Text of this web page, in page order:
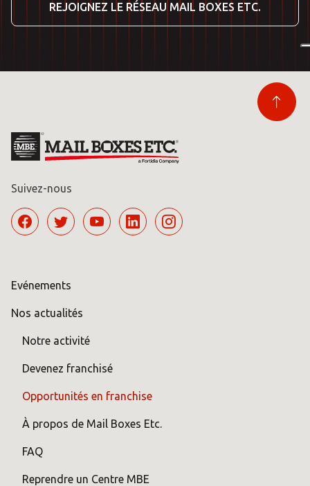
REJOIGNEZ LE RÉSEAU MAIL BOXES ETC.
Suivez-nous
Evénements
Nos actualités
Notre activité
Devenez franchisé
Opportunités en franchise
À propos de Mail Boxes Etc.
FAQ
Reprendre un Centre MBE